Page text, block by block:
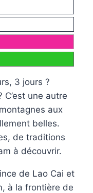
3 jours ?
une autre
aux
belles.
de traditions
à découvrir.
de Lao Cai et
à la frontière de